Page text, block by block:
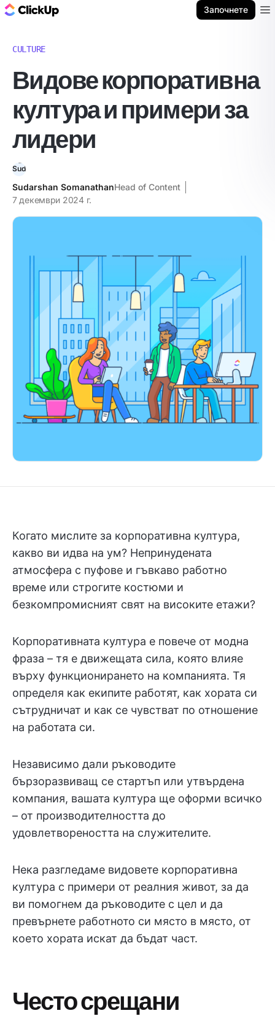
Започнете
CULTURE
Видове корпоративна
култура и примери за
лидери
Sudarshan SomanathanHead of Content
7 декември 2024 г.
Когато мислите за корпоративна култура,
какво ви идва на ум? Непринудената
атмосфера с пуфове и гъвкаво работно
време или строгите костюми и
безкомпромисният свят на високите етажи?
Корпоративната култура е повече от модна
фраза – тя е движещата сила, която влияе
върху функционирането на компанията. Тя
определя как екипите работят, как хората си
сътрудничат и как се чувстват по отношение
на работата си.
Независимо дали ръководите
бързоразвиващ се стартъп или утвърдена
компания, вашата култура ще оформи всичко
– от производителността до
удовлетвореността на служителите.
Нека разгледаме видовете корпоративна
култура с примери от реалния живот, за да
ви помогнем да ръководите с цел и да
превърнете работното си място в място, от
което хората искат да бъдат част.
Често срещани